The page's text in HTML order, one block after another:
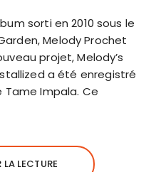
sorti en 2010 sous le
Melody Prochet
projet, Melody’s
a été enregistré
Tame Impala. Ce
LECTURE